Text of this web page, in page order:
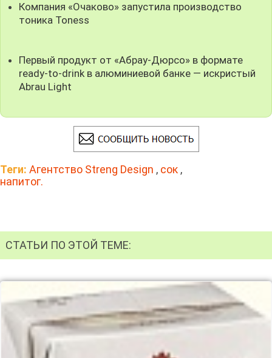
Компания «Очаково» запустила производство
тоника Toness
Первый продукт от «Абрау-Дюрсо» в формате
ready-to-drink в алюминиевой банке — искристый
Abrau Light
Теги: Агентство Streng Design , сок ,
напитог.
СТАТЬИ ПО ЭТОЙ ТЕМЕ: